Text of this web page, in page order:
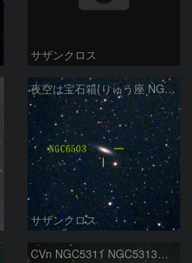
サザンクロス
夜空は宝石箱(りゅう座 NGC6503) Seestar50
サザンクロス
CVn NGC5311 NGC5313付近